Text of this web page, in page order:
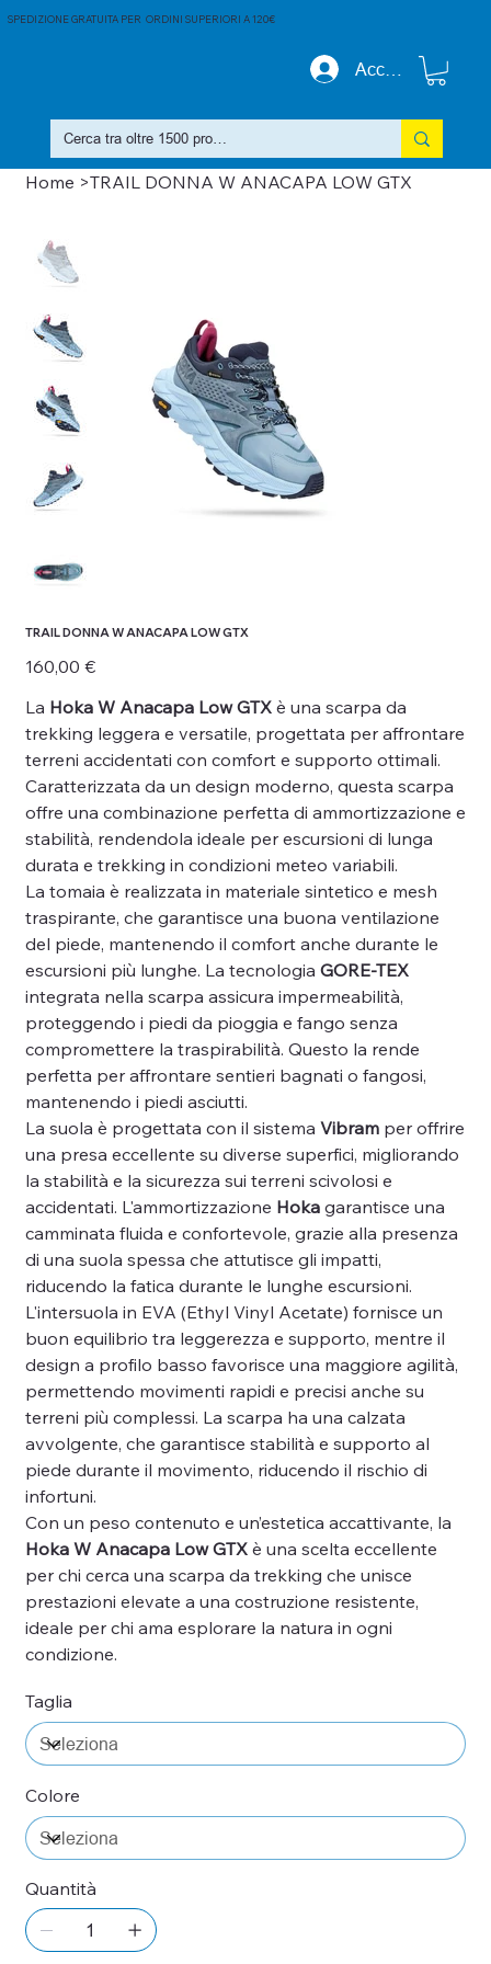
Accedi
SPEDIZIONE GRATUITA PER ORDINI SUPERIORI A 120€
Home >TRAIL DONNA W ANACAPA LOW GTX
TRAIL DONNA W ANACAPA LOW GTX
Prezzo
160,00 €
La Hoka W Anacapa Low GTXè una scarpa da
trekking leggera e versatile, progettata per affrontare
terreni accidentati con comfort e supporto ottimali.
Caratterizzata da un design moderno, questa scarpa
offre una combinazione perfetta di ammortizzazione e
stabilità, rendendola ideale per escursioni di lunga
durata e trekking in condizioni meteo variabili.
La tomaia è realizzata in materiale sintetico e mesh
traspirante, che garantisce una buona ventilazione
del piede, mantenendo il comfort anche durante le
escursioni più lunghe. La tecnologia GORE-TEX
integrata nella scarpa assicura impermeabilità,
proteggendo i piedi da pioggia e fango senza
compromettere la traspirabilità. Questo la rende
perfetta per affrontare sentieri bagnati o fangosi,
mantenendo i piedi asciutti.
La suola è progettata con il sistema Vibramper offrire
una presa eccellente su diverse superfici, migliorando
la stabilità e la sicurezza sui terreni scivolosi e
accidentati. L'ammortizzazione Hokagarantisce una
camminata fluida e confortevole, grazie alla presenza
di una suola spessa che attutisce gli impatti,
riducendo la fatica durante le lunghe escursioni.
L'intersuola in EVA (Ethyl Vinyl Acetate) fornisce un
buon equilibrio tra leggerezza e supporto, mentre il
design a profilo basso favorisce una maggiore agilità,
permettendo movimenti rapidi e precisi anche su
terreni più complessi. La scarpa ha una calzata
avvolgente, che garantisce stabilità e supporto al
piede durante il movimento, riducendo il rischio di
infortuni.
Con un peso contenuto e un’estetica accattivante, la
Hoka W Anacapa Low GTXè una scelta eccellente
per chi cerca una scarpa da trekking che unisce
prestazioni elevate a una costruzione resistente,
ideale per chi ama esplorare la natura in ogni
condizione.
Taglia
Colore
Quantità